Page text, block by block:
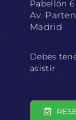
Pabellón 6
Av.
Madrid
Debes
asistir